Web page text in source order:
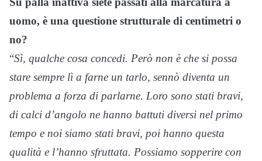
uomo, è una questione strutturale di centimetri o
no?
“Sì, qualche cosa concedi. Però non è che si possa
stare sempre lì a farne un tarlo, sennò diventa un
problema a forza di parlarne. Loro sono stati bravi,
di calci d’angolo ne hanno battuti diversi nel primo
tempo e noi siamo stati bravi, poi hanno questa
qualità e l’hanno sfruttata. Possiamo sopperire con